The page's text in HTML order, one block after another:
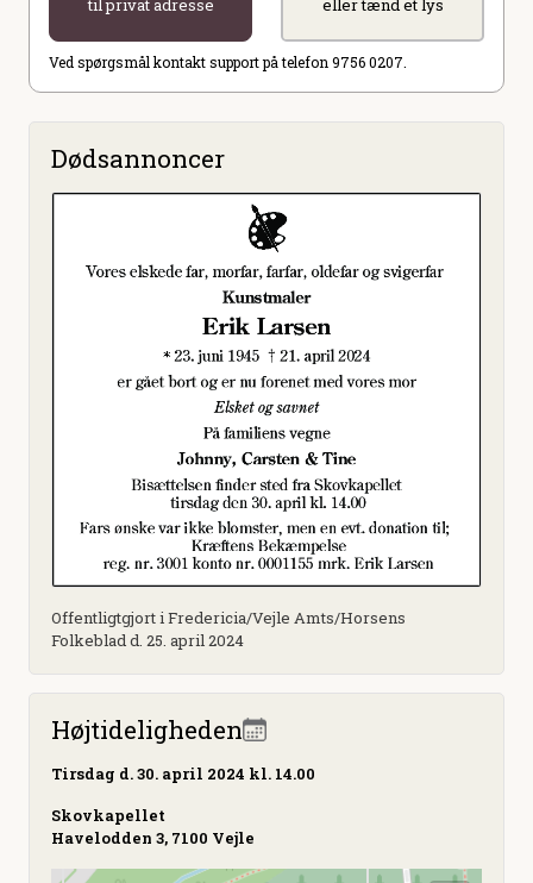
til privat adresse
eller tænd et lys
Ved spørgsmål kontakt support på telefon 9756 0207.
Dødsannoncer
Offentligtgjort i Fredericia/Vejle Amts/Horsens
Folkeblad d. 25. april 2024
Højtideligheden
Tirsdag d. 30. april 2024 kl. 14.00
Skovkapellet
Havelodden 3, 7100 Vejle